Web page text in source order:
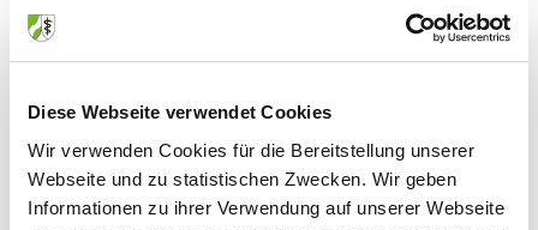
Diese Webseite verwendet Cookies
Wir verwenden Cookies für die Bereitstellung unserer
Webseite und zu statistischen Zwecken. Wir geben
Informationen zu ihrer Verwendung auf unserer Webseite
Nein
Veranstaltungsort:
Gezeiten Haus Akademie
Urfelder Straße 221, 50389 Wesseling